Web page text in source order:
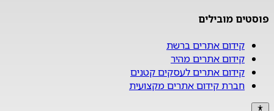
פוסטים מובילים
קידום אתרים ברשת
קידום אתרים מהיר
קידום אתרים לעסקים קטנים
חברת קידום אתרים מקצועית